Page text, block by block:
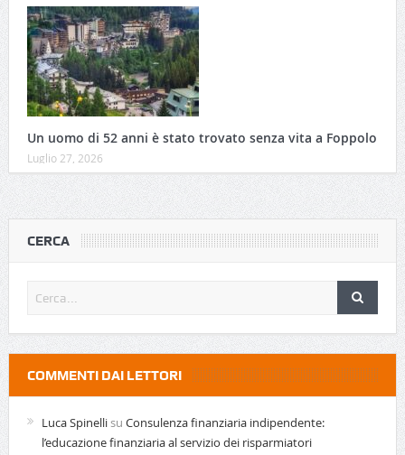
Un uomo di 52 anni è stato trovato senza vita a Foppolo
Luglio 27, 2026
CERCA
COMMENTI DAI LETTORI
Luca Spinellisu Consulenza finanziaria indipendente:
l’educazione finanziaria al servizio dei risparmiatori